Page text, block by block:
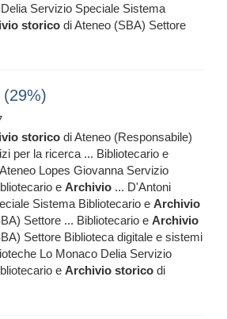
Servizio Speciale Sistema
storico di Ateneo (SBA) Settore
storico di Ateneo (Responsabile)
per la ricerca ... Bibliotecario e
Lopes Giovanna Servizio
e Archivio ... D'Antoni
Sistema Bibliotecario e Archivio
Settore ... Bibliotecario e Archivio
Settore Biblioteca digitale e sistemi
Lo Monaco Delia Servizio
e Archivio storico di